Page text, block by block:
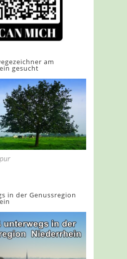
am
gesucht
in der Genussregion